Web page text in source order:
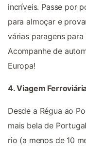
incríveis. Passe por
para almoçar e
várias paragens
Acompanhe de
Europa!
4. Viagem
Desde a Régua ao
mais bela de
rio (a menos de 10